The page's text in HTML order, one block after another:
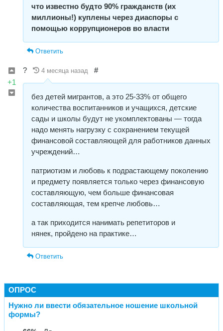
что известно будто 90% гражданств (их
миллионы!) куплены через диаспоры с
помощью коррупционеров во власти
Ответить
+1
? 4 месяца назад #
без детей мигрантов, а это 25-33% от общего
количества воспитанников и учащихся, детские
сады и школы будут не укомплектованы — тогда
надо менять нагрузку с сохранением текущей
финансовой составляющей для работников данных
учреждений…
патриотизм и любовь к подрастающему поколению
и предмету появляется только через финансовую
составляющую, чем больше финансовая
составляющая, тем крепче любовь…
а так приходится нанимать репетиторов и
нянек, пройдено на практике…
Ответить
ОПРОС
Нужно ли ввести обязательное ношение школьной
формы?